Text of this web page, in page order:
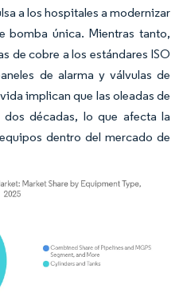
a los hospitales a modernizar
bomba única. Mientras tanto,
de cobre a los estándares ISO
de alarma y válvulas de
implican que las oleadas de
décadas, lo que afecta la
dentro del mercado de